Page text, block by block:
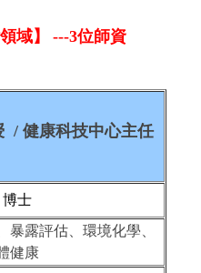
域】 ---3位師資
/ 健康科技中心主任
博士
暴露評估、環境化學、
健康